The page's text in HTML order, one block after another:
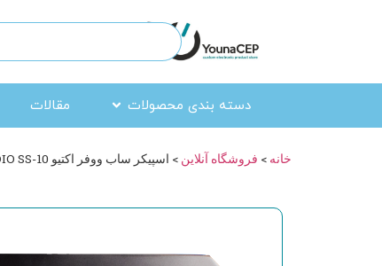
دسته بندی محصولات مقالات
خانه > فروشگاه آنلاین > اسپیکر ساب ووفر اکتیو TRUAUDIO SS-10